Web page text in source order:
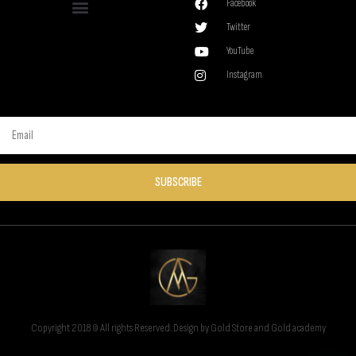
Facebook
Twitter
YouTube
Instagram
SUBSCRIBE
Copyright 2018 © All rights Reserved. Design by Gold Store and Gold academy